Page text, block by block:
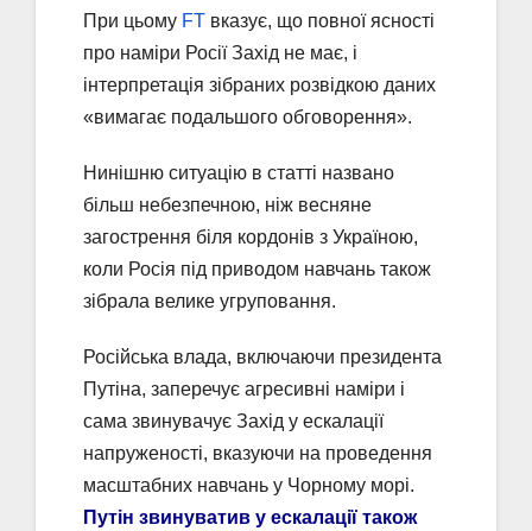
При цьому FT вказує, що повної ясності
про наміри Росії Захід не має, і
інтерпретація зібраних розвідкою даних
«вимагає подальшого обговорення».
Нинішню ситуацію в статті названо
більш небезпечною, ніж весняне
загострення біля кордонів з Україною,
коли Росія під приводом навчань також
зібрала велике угруповання.
Російська влада, включаючи президента
Путіна, заперечує агресивні наміри і
сама звинувачує Захід у ескалації
напруженості, вказуючи на проведення
масштабних навчань у Чорному морі.
Путін звинуватив у ескалації також